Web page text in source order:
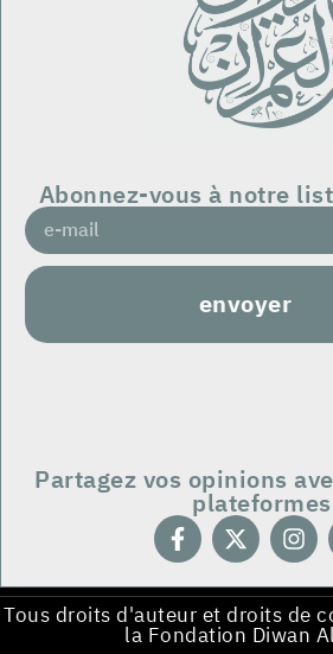
Abonnez-vous à notre
envoyer
Partagez vos opinions
Tous droits d'auteur et droits de
la Fondation Diwan